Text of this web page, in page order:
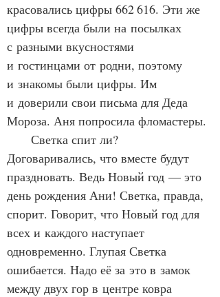
красовались цифры 662 616. Эти же
цифры всегда были на посылках
с разными вкусностями
и гостинцами от родни, поэтому
и знакомы были цифры. Им
и доверили свои письма для Деда
Мороза. Аня попросила фломастеры.
Светка спит ли?
Договаривались, что вместе будут
праздновать. Ведь Новый год — это
день рождения Ани! Светка, правда,
спорит. Говорит, что Новый год для
всех и каждого наступает
одновременно. Глупая Светка
ошибается. Надо её за это в замок
между двух гор в центре ковра